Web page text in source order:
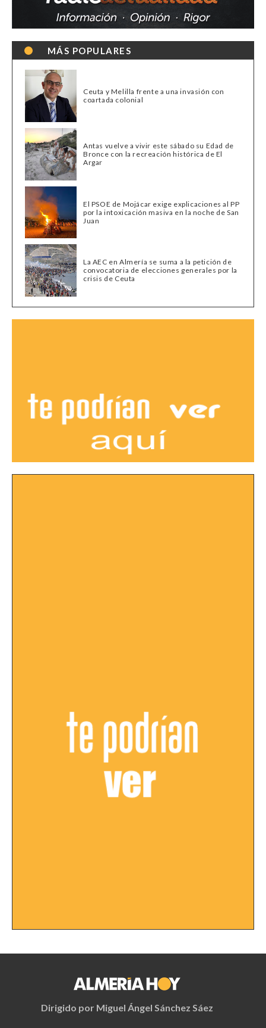
MÁS POPULARES
Ceuta y Melilla frente a una invasión con
coartada colonial
Antas vuelve a vivir este sábado su Edad de
Bronce con la recreación histórica de El
Argar
El PSOE de Mojácar exige explicaciones al PP
por la intoxicación masiva en la noche de San
Juan
La AEC en Almería se suma a la petición de
convocatoria de elecciones generales por la
crisis de Ceuta
Dirigido por Miguel Ángel Sánchez Sáez